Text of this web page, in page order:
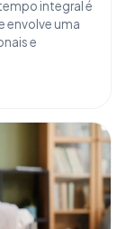
integral é
envolve uma
e